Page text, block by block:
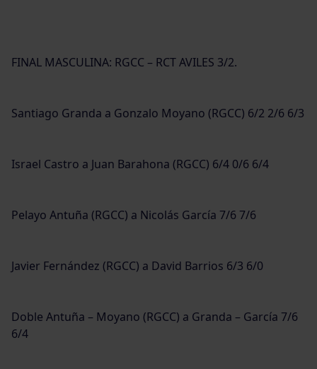
FINAL MASCULINA: RGCC – RCT AVILES 3/2.
Santiago Granda a Gonzalo Moyano (RGCC) 6/2 2/6 6/3
Israel Castro a Juan Barahona (RGCC) 6/4 0/6 6/4
Pelayo Antuña (RGCC) a Nicolás García 7/6 7/6
Javier Fernández (RGCC) a David Barrios 6/3 6/0
Doble Antuña – Moyano (RGCC) a Granda – García 7/6
6/4